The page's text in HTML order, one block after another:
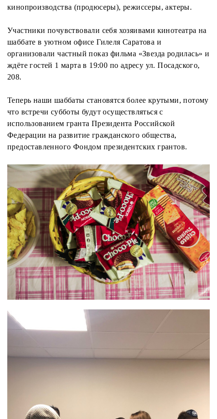
кинопроизводства (продюсеры), режиссеры, актеры.
Участники почувствовали себя хозяивами кинотеатра на
шаббате в уютном офисе Гилеля Саратова и
организовали частный показ фильма «Звезда родилась» и
ждёте гостей 1 марта в 19:00 по адресу ул. Посадского,
208.
Теперь наши шаббаты становятся более крутыми, потому
что встречи субботы будут осуществляться с
использованием гранта Президента Российской
Федерации на развитие гражданского общества,
предоставленного Фондом президентских грантов.